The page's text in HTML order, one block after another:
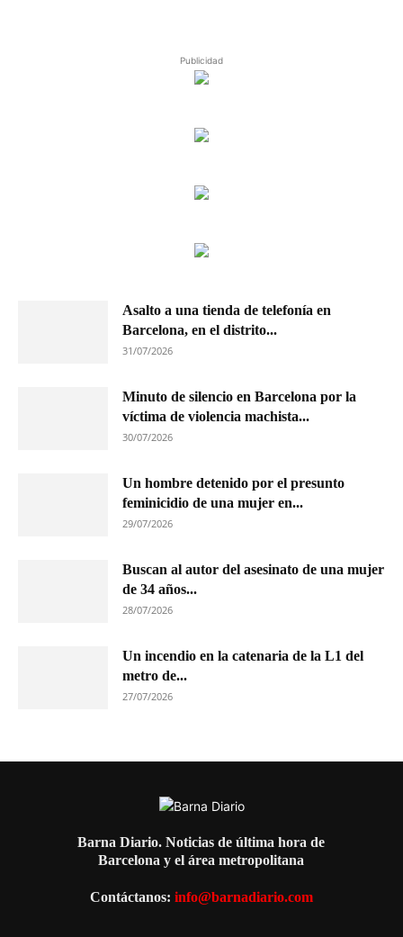
Publicidad
Asalto a una tienda de telefonía en
Barcelona, en el distrito...
31/07/2026
Minuto de silencio en Barcelona por la
víctima de violencia machista...
30/07/2026
Un hombre detenido por el presunto
feminicidio de una mujer en...
29/07/2026
Buscan al autor del asesinato de una mujer
de 34 años...
28/07/2026
Un incendio en la catenaria de la L1 del
metro de...
27/07/2026
Barna Diario. Noticias de última hora de
Barcelona y el área metropolitana
Contáctanos: info@barnadiario.com